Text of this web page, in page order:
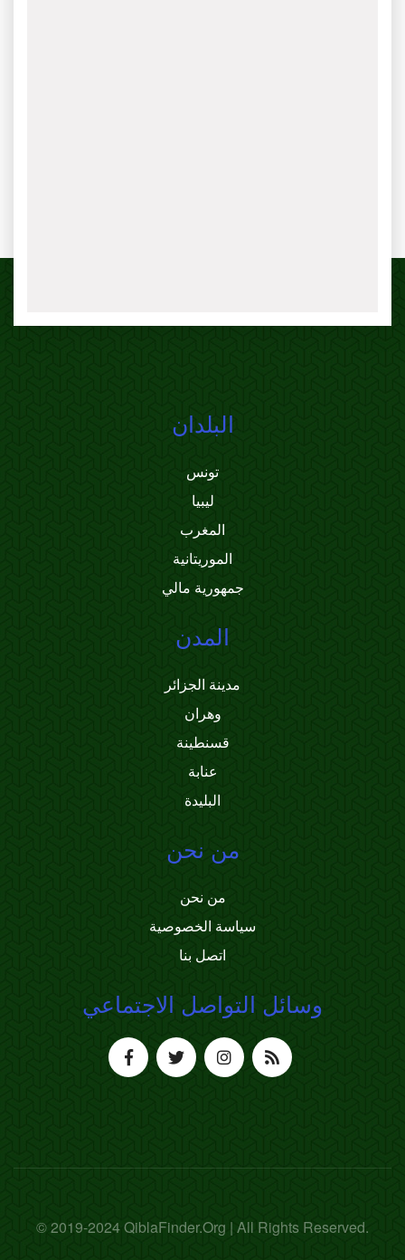
البلدان
تونس
ليبيا
المغرب
الموريتانية
جمهورية مالي
المدن
مدينة الجزائر
وهران
قسنطينة
عنابة
البليدة
من نحن
من نحن
سياسة الخصوصية
اتصل بنا
وسائل التواصل الاجتماعي
© 2019-2024 QiblaFinder.Org | All Rights Reserved.